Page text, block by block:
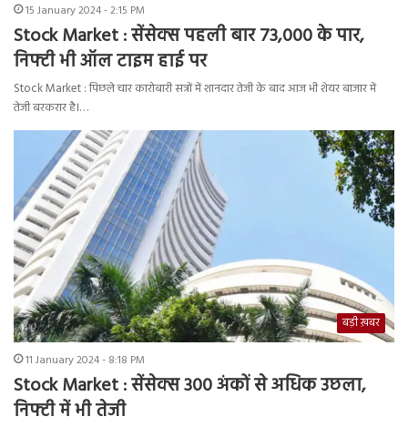
15 January 2024 - 2:15 PM
Stock Market : सेंसेक्स पहली बार 73,000 के पार,
निफ्टी भी ऑल टाइम हाई पर
Stock Market : पिछले चार कारोबारी सत्रों में शानदार तेजी के बाद आज भी शेयर बाजार में
तेजी बरकरार है।…
बड़ी ख़बर
11 January 2024 - 8:18 PM
Stock Market : सेंसेक्स 300 अंकों से अधिक उछला,
निफ्टी में भी तेजी